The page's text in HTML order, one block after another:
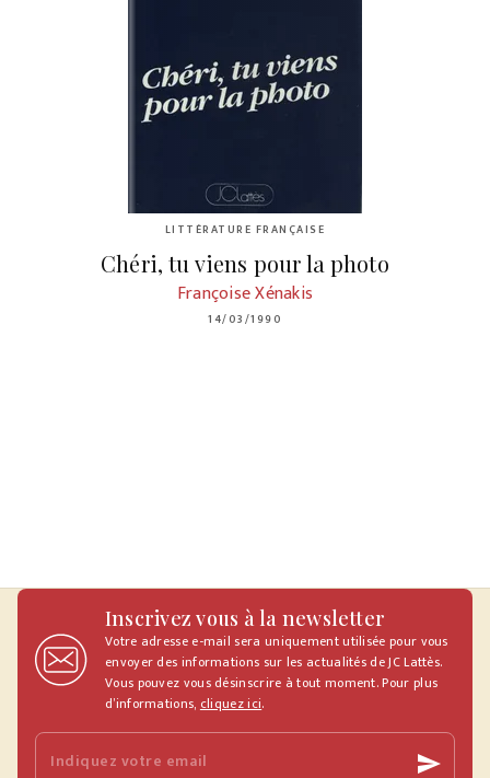
LITTÉRATURE FRANÇAISE
Chéri, tu viens pour la photo
Françoise Xénakis
14/03/1990
Inscrivez vous à la newsletter
Votre adresse e-mail sera uniquement utilisée pour vous
envoyer des informations sur les actualités de JC Lattès.
Vous pouvez vous désinscrire à tout moment. Pour plus
d’informations, cliquez ici.
Indiquez votre email send